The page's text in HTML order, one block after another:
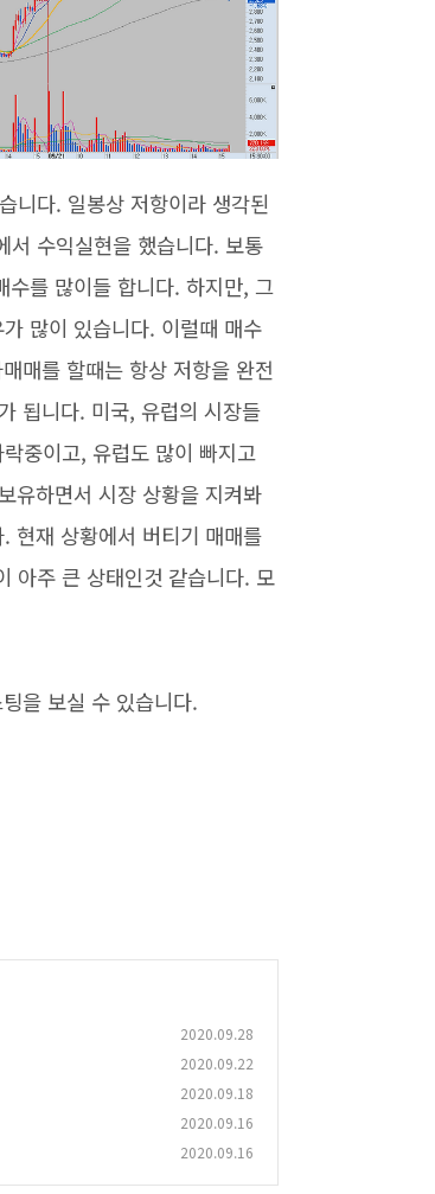
니다. 일봉상 저항이라 생각된
서 수익실현을 했습니다. 보통
수를 많이들 합니다. 하지만, 그
많이 있습니다. 이럴때 매수
매를 할때는 항상 저항을 완전
됩니다. 미국, 유럽의 시장들
중이고, 유럽도 많이 빠지고
유하면서 시장 상황을 지켜봐
현재 상황에서 버티기 매매를
아주 큰 상태인것 같습니다. 모
을 보실 수 있습니다.
2020.09.28
2020.09.22
2020.09.18
2020.09.16
2020.09.16